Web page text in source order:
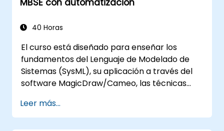
Utilizar características de MBPLE, como
variación y configuraciones
40 Horas
El curso está diseñado para enseñar los
fundamentos del Lenguaje de Modelado de
Sistemas (SysML), su aplicación a través del
software MagicDraw/Cameo, las técnicas
Sistemas Basada en Modelos (MBSE) y las
mejores prácticas en MBSE. Esta formación
Leer más...